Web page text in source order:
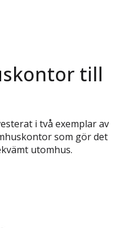
till
i två exemplar av
som gör det
utomhus.